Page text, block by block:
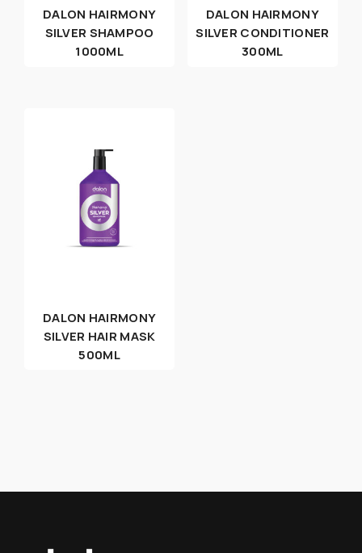
DALON HAIRMONY
SILVER SHAMPOO
1000ML
DALON HAIRMONY
SILVER CONDITIONER
300ML
DALON HAIRMONY
SILVER HAIR MASK
500ML